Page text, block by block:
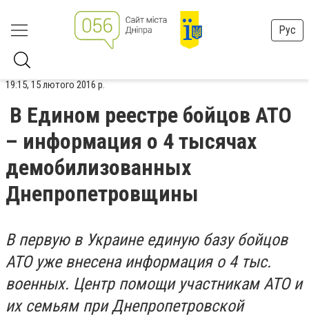
Рус
19:15, 15 лютого 2016 р.
В Едином реестре бойцов АТО
– информация о 4 тысячах
демобилизованных
Днепропетровщины
В первую в Украине единую базу бойцов
АТО уже внесена информация о 4 тыс.
военных. Центр помощи участникам АТО и
их семьям при Днепропетровской